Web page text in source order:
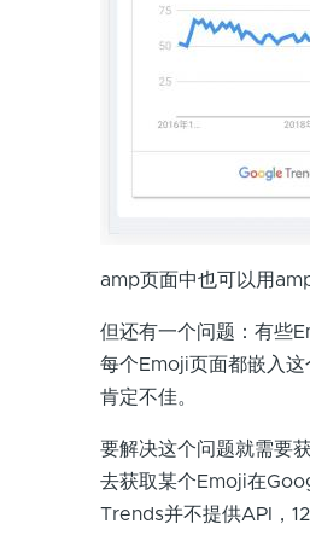
amp页面中也可以用
但还有一个问题：有些
每个Emoji页面都嵌入
肯定不佳。
要解决这个问题就需要
去获取某个Emoji在
Trends并不提供API，